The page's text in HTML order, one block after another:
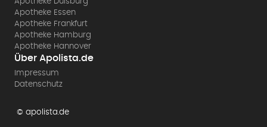
Apotheke Essen
Apotheke Frankfurt
Apotheke Hamburg
Apotheke Hannover
Über Apolista.de
Impressum
Datenschutz
© apolista.de